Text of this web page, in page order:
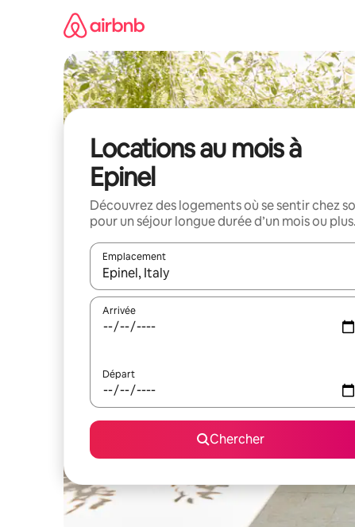
Locations au mois à
Epinel
Découvrez des logements où se sentir chez
pour un séjour longue durée d’un mois ou plus.
Emplacement
Quand les résultats sont affichés, parcourez-les
Arrivée
Départ
Chercher